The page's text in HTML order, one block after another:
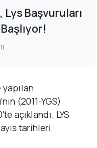
Lys Başvuruları
yapılan
(2011-YGS)
açıklandı. LYS
tarihleri